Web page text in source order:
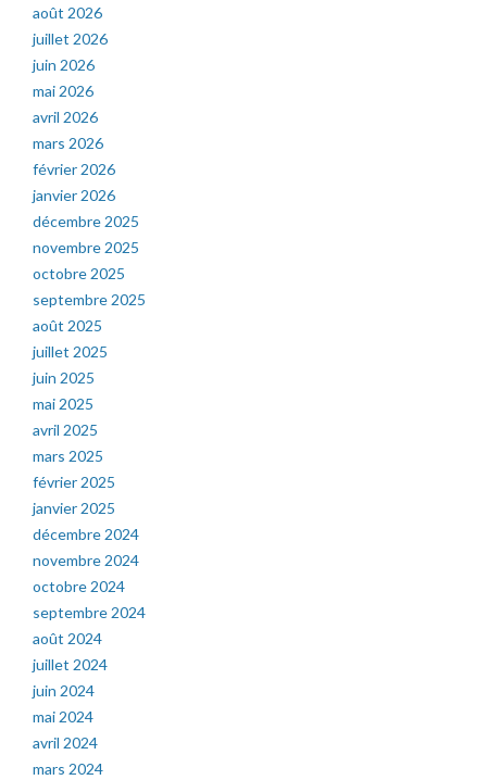
août 2026
juillet 2026
juin 2026
mai 2026
avril 2026
mars 2026
février 2026
janvier 2026
décembre 2025
novembre 2025
octobre 2025
septembre 2025
août 2025
juillet 2025
juin 2025
mai 2025
avril 2025
mars 2025
février 2025
janvier 2025
décembre 2024
novembre 2024
octobre 2024
septembre 2024
août 2024
juillet 2024
juin 2024
mai 2024
avril 2024
mars 2024